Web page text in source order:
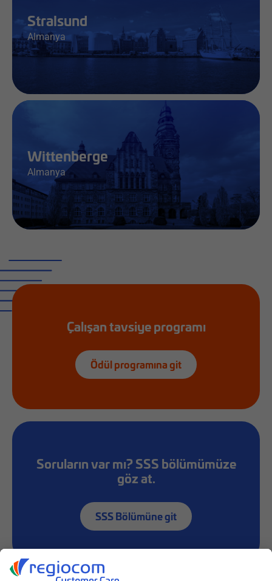
Stralsund
Almanya
Wittenberge
Almanya
Çalışan tavsiye programı
Ödül programına git
Soruların var mı? SSS bölümümüze
göz at.
SSS Bölümüne git